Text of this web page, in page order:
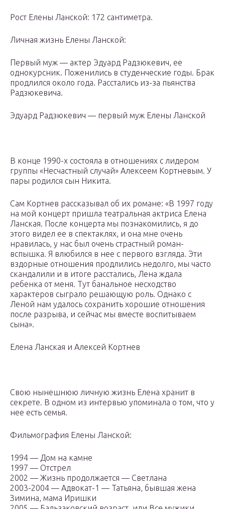
Рост Елены Ланской: 172 сантиметра.
Личная жизнь Елены Ланской:
Первый муж — актер Эдуард Радзюкевич, ее
однокурсник. Поженились в студенческие годы. Брак
продлился около года. Расстались из-за пьянства
Радзюкевича.
Эдуард Радзюкевич — первый муж Елены Ланской
В конце 1990-х состояла в отношениях с лидером
группы «Несчастный случай» Алексеем Кортневым. У
пары родился сын Никита.
Сам Кортнев рассказывал об их романе: «В 1997 году
на мой концерт пришла театральная актриса Елена
Ланская. После концерта мы познакомились, я до
этого видел ее в спектаклях, и она мне очень
нравилась, у нас был очень страстный роман-
вспышка. Я влюбился в нее с первого взгляда. Эти
вздорные отношения продлились недолго, мы часто
скандалили и в итоге расстались, Лена ждала
ребенка от меня. Тут банальное несходство
характеров сыграло решающую роль. Однако с
Леной нам удалось сохранить хорошие отношения
после разрыва, и сейчас мы вместе воспитываем
сына».
Елена Ланская и Алексей Кортнев
Свою нынешнюю личную жизнь Елена хранит в
секрете. В одном из интервью упоминала о том, что у
нее есть семья.
Фильмография Елены Ланской:
1994 — Дом на камне
1997 — Отстрел
2002 — Жизнь продолжается — Светлана
2003-2004 — Адвокат-1 — Татьяна, бывшая жена
Зимина, мама Иришки